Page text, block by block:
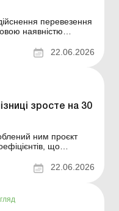
перевезення
наявністю
за шкоду, заподіяну
22.06.2026
зросте на 30
ним проєкт
що
транспортом у
послуги». Більше за
22.06.2026